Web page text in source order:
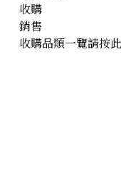
收購
銷售
收購品類一覽請按此